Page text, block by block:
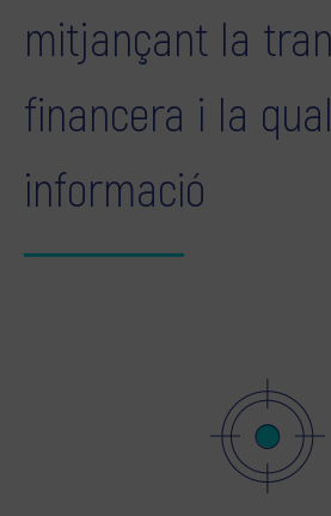
mitjançant la
financera i la
informació